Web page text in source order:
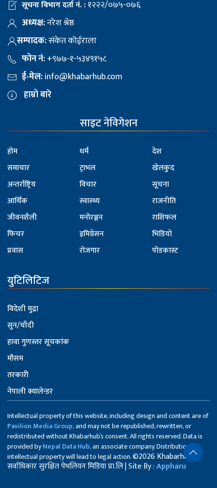
सूचना विभाग दर्ता नं. :१२२२/०७५-०७६
अध्यक्ष:नरेश श्रेष्ठ
सम्पादक:संकेत कोईराला
फोन नं:+९७७-१-५३४९१५८
ई-मेल:info@khabarhub.com
हाम्रो बारे
साइट नेविगेशन
होम
समाचार
अन्तर्राष्ट्रिय
आर्थिक
जीवनशैली
फिचर
प्रवास
धर्म
ट्राभल
विचार
स्वास्थ्य
मनोरञ्जन
इमिग्रेसन
रोजगार
देश
खेलकुद
सूचना
राजनीति
राशिफल
भिडियो
पोडकास्ट
युटिलिटिज
विदेशी मुद्रा
सुन/चाँदी
हावा गुणस्तर सूचकांक
मौसम
तरकारी
नेपाली क्यालेन्डर
Intellectual property of this website, including design and content are of
Pavilion Media Group,and may not be republished, rewritten, or
redistributed without Khabarhub’s consent. All rights reserved. Data is
provided byNepal Data Hub,an associate company. Distribution of
intellectual property will lead to legal action.©2026 Khabarhub
सर्वाधिकार सुरक्षित पेभलियन मिडिया प्रा.लि | Site By :Appharu